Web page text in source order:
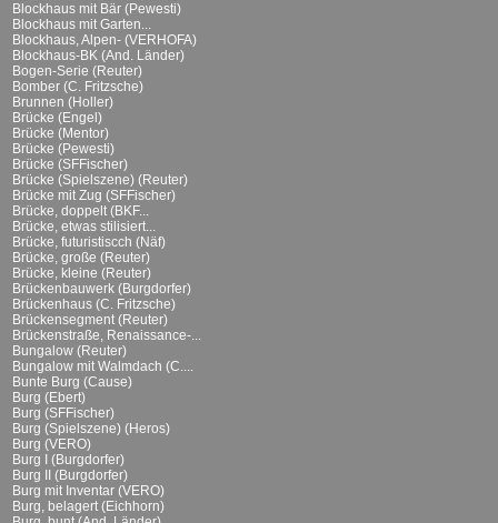
Blockhaus mit Bär (Pewesti)
Blockhaus mit Garten...
Blockhaus, Alpen- (VERHOFA)
Blockhaus-BK (And. Länder)
Bogen-Serie (Reuter)
Bomber (C. Fritzsche)
Brunnen (Holler)
Brücke (Engel)
Brücke (Mentor)
Brücke (Pewesti)
Brücke (SFFischer)
Brücke (Spielszene) (Reuter)
Brücke mit Zug (SFFischer)
Brücke, doppelt (BKF...
Brücke, etwas stilisiert...
Brücke, futuristiscch (Näf)
Brücke, große (Reuter)
Brücke, kleine (Reuter)
Brückenbauwerk (Burgdorfer)
Brückenhaus (C. Fritzsche)
Brückensegment (Reuter)
Brückenstraße, Renaissance-...
Bungalow (Reuter)
Bungalow mit Walmdach (C....
Bunte Burg (Cause)
Burg (Ebert)
Burg (SFFischer)
Burg (Spielszene) (Heros)
Burg (VERO)
Burg I (Burgdorfer)
Burg II (Burgdorfer)
Burg mit Inventar (VERO)
Burg, belagert (Eichhorn)